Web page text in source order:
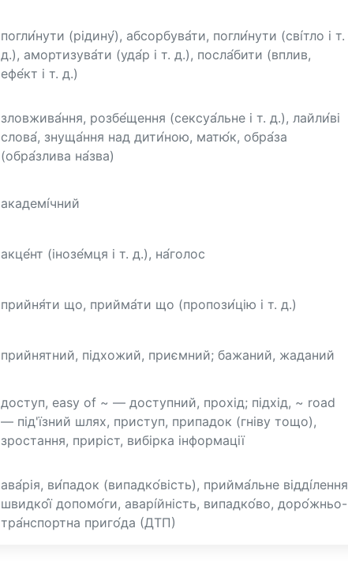
погли́нути (рідину́), абсорбува́ти, погли́нути (сві́тло і т.
д.), амортизува́ти (уда́р і т. д.), посла́бити (вплив,
ефе́кт і т. д.)
зловжива́ння, розбе́щення (сексуа́льне і т. д.), лайли́ві
слова́, знуща́ння над дити́ною, матю́к, обра́за
(обра́злива на́зва)
академі́чний
акце́нт (інозе́мця і т. д.), на́голос
прийня́ти що, прийма́ти що (пропози́цію і т. д.)
прийнятний, підхожий, приємний; бажаний, жаданий
доступ, easy of ~ — доступний, прохід; підхід, ~ road
— під'їзний шлях, приступ, припадок (гніву тощо),
зростання, приріст, вибірка інформації
ава́рія, ви́падок (випадко́вість), прийма́льне відді́лення
швидко́ї допомо́ги, аварі́йність, випадко́во, доро́жньо-
тра́нспортна приго́да (ДТП)